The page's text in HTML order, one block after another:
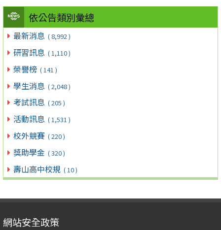
依公告類別彙總
最新消息 ( 8,992 )
研習訊息 ( 1,110 )
榮譽榜 ( 141 )
學生消息 ( 2,048 )
考試訊息 ( 205 )
活動訊息 ( 1,531 )
校外競賽 ( 220 )
獎助學金 ( 320 )
壽山高中校規 ( 10 )
網站安全政策